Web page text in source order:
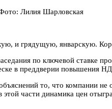
Лилия Шарловская
и грядущую, январскую.
по ключевой ставке
в преддверии повышения
то, что компании не
части динамика цен